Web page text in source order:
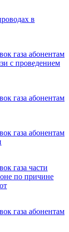
в
газа абонентам
с проведением
газа абонентам
газа абонентам
газа части
по причине
газа абонентам